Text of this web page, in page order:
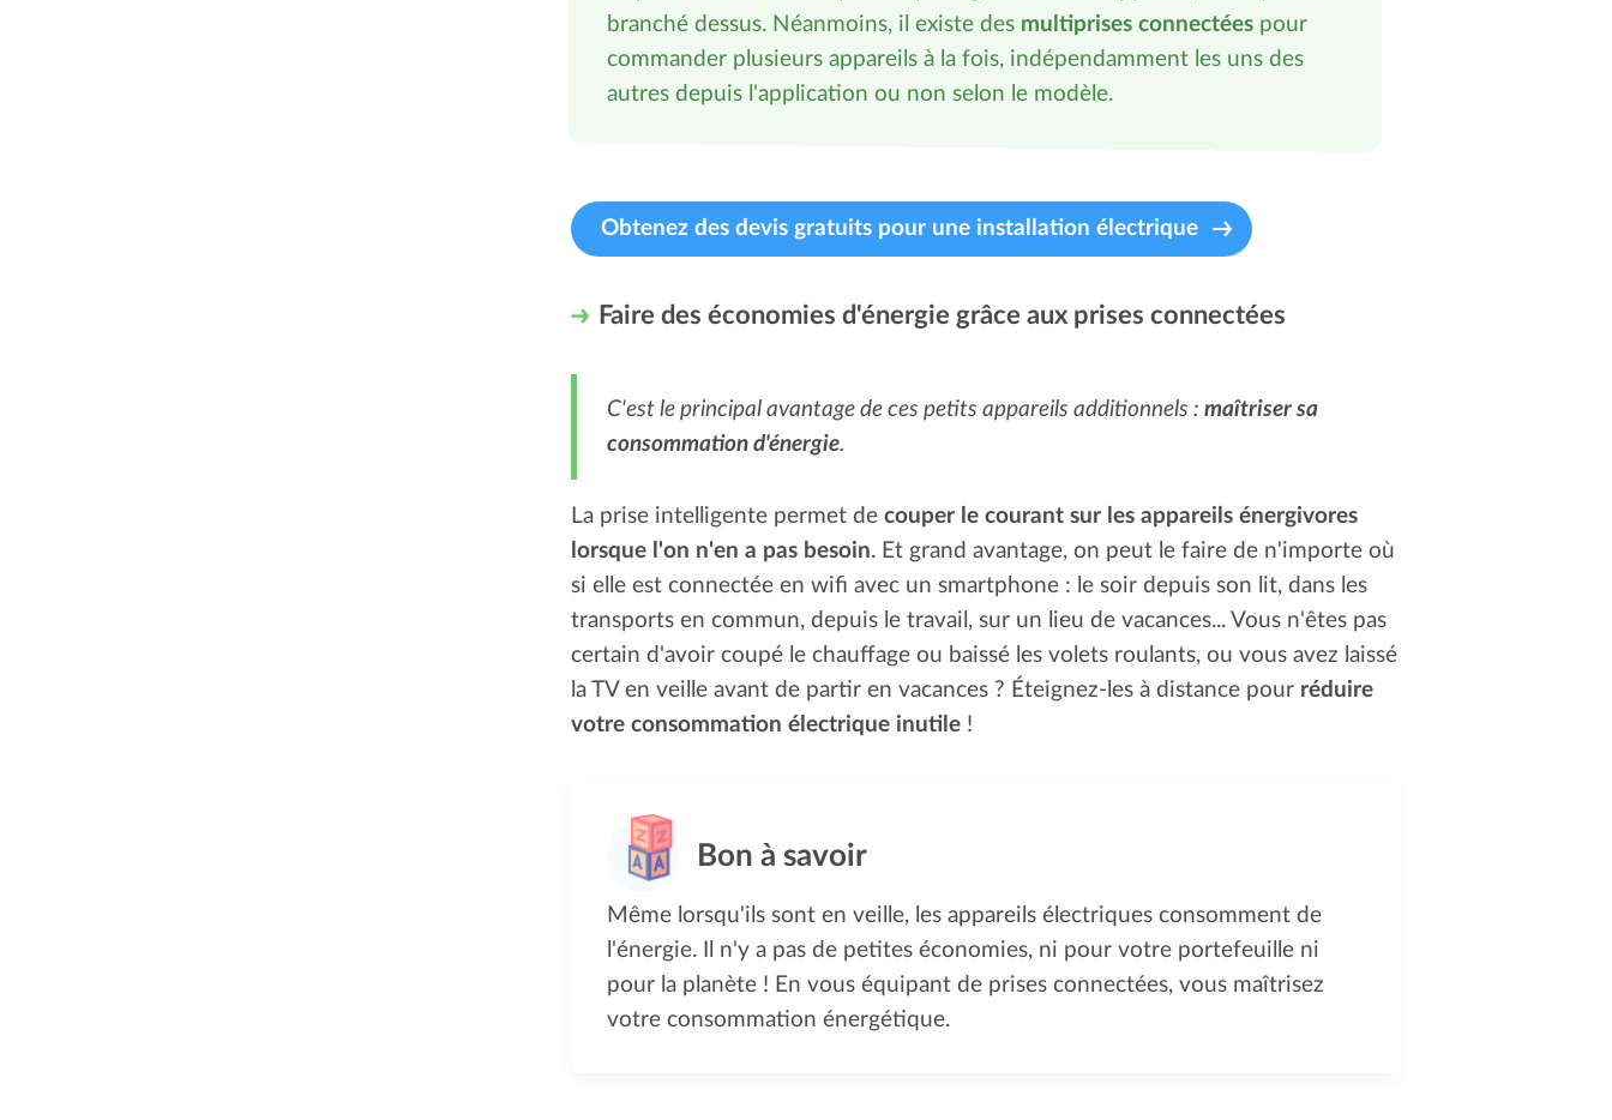
branché dessus. Néanmoins, il existe des multiprises connectées pour
commander plusieurs appareils à la fois, indépendamment les uns des
autres depuis l'application ou non selon le modèle.
Obtenez des devis gratuits pour une installation électrique
Faire des économies d'énergie grâce aux prises connectées
C'est le principal avantage de ces petits appareils additionnels : maîtriser sa
consommation d'énergie.
La prise intelligente permet de couper le courant sur les appareils énergivores
lorsque l'on n'en a pas besoin. Et grand avantage, on peut le faire de n'importe où
si elle est connectée en wifi avec un smartphone : le soir depuis son lit, dans les
transports en commun, depuis le travail, sur un lieu de vacances... Vous n'êtes pas
certain d'avoir coupé le chauffage ou baissé les volets roulants, ou vous avez laissé
la TV en veille avant de partir en vacances ? Éteignez-les à distance pour réduire
votre consommation électrique inutile !
Même lorsqu'ils sont en veille, les appareils électriques consomment de
l'énergie. Il n'y a pas de petites économies, ni pour votre portefeuille ni
pour la planète ! En vous équipant de prises connectées, vous maîtrisez
votre consommation énergétique.